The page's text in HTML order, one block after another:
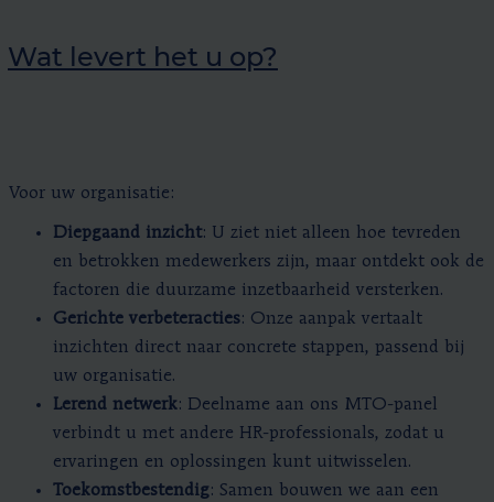
Wat levert het u op?
Voor uw organisatie:
Diepgaand inzicht: U ziet niet alleen hoe tevreden
en betrokken medewerkers zijn, maar ontdekt ook de
factoren die duurzame inzetbaarheid versterken.
Gerichte verbeteracties: Onze aanpak vertaalt
inzichten direct naar concrete stappen, passend bij
uw organisatie.
Lerend netwerk: Deelname aan ons MTO-panel
verbindt u met andere HR-professionals, zodat u
ervaringen en oplossingen kunt uitwisselen.
Toekomstbestendig: Samen bouwen we aan een